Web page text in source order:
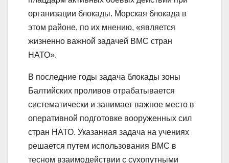
организации блокады. Морская блокада в
этом районе, по их мнению, «является
жизненно важной задачей ВМС стран
НАТО».
В последние годы задача блокады зоны
Балтийских проливов отрабатывается
систематически и занимает важное место в
оперативной подготовке вооруженных сил
стран НАТО. Указанная задача на учениях
решается путем использования ВМС в
тесном взаимодействии с сухопутными